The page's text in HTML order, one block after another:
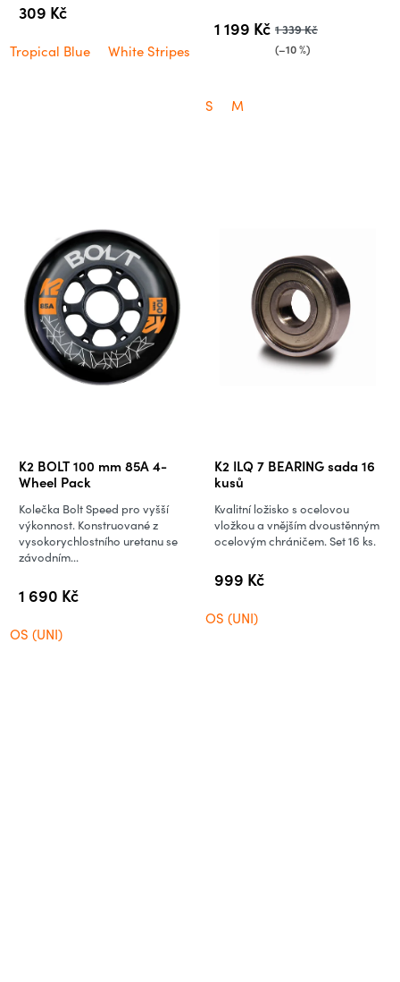
309 Kč
Tropical Blue White Stripes
1 199 Kč 1 339 Kč
(–10 %)
S M
K2 BOLT 100 mm 85A 4-
Wheel Pack
1 690 Kč
Kolečka Bolt Speed pro vyšší
výkonnost. Konstruované z
vysokorychlostního uretanu se
závodním...
OS (UNI)
K2 ILQ 7 BEARING sada 16
kusů
999 Kč
Kvalitní ložisko s ocelovou
vložkou a vnějším dvoustěnným
ocelovým chráničem. Set 16 ks.
OS (UNI)